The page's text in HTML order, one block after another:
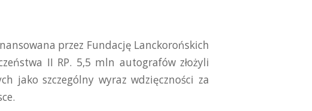
przez Fundację Lanckorońskich
II RP. 5,5 mln autografów złożyli
jako szczególny wyraz wdzięczności za